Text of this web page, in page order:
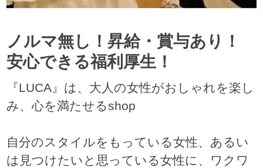
ノルマ無し！昇給・賞与あり！
安心できる福利厚生！
『LUCA』は、大人の女性がおしゃれを楽し
み、心を満たせるshop
自分のスタイルをもっている女性、あるい
は見つけたいと思っている女性に、ワクワ